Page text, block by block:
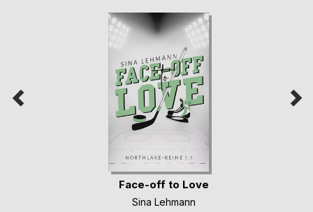
Face-off to Love
Sina Lehmann